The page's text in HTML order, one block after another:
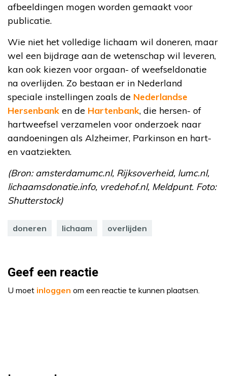
afbeeldingen mogen worden gemaakt voor
publicatie.
Wie niet het volledige lichaam wil doneren, maar
wel een bijdrage aan de wetenschap wil leveren,
kan ook kiezen voor orgaan- of weefseldonatie
na overlijden. Zo bestaan er in Nederland
speciale instellingen zoals de Nederlandse
Hersenbank en de Hartenbank, die hersen- of
hartweefsel verzamelen voor onderzoek naar
aandoeningen als Alzheimer, Parkinson en hart-
en vaatziekten.
(Bron: amsterdamumc.nl, Rijksoverheid, lumc.nl,
lichaamsdonatie.info, vredehof.nl, Meldpunt. Foto:
Shutterstock)
doneren lichaam overlijden
Geef een reactie
U moet inloggen om een reactie te kunnen plaatsen.